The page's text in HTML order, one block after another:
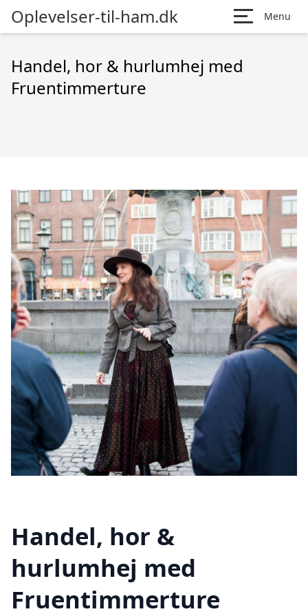
Oplevelser-til-ham.dk Menu
Handel, hor & hurlumhej med
Fruentimmerture
Handel, hor &
hurlumhej med
Fruentimmerture